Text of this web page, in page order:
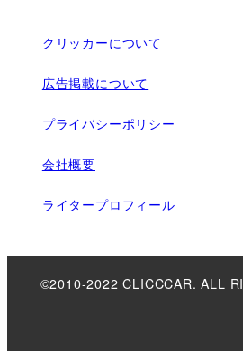
クリッカーについて
広告掲載について
プライバシーポリシー
会社概要
ライタープロフィール
©2010-2022 CLICCCAR. ALL